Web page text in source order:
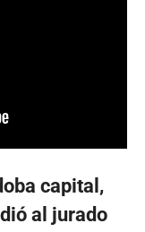
capital,
al jurado